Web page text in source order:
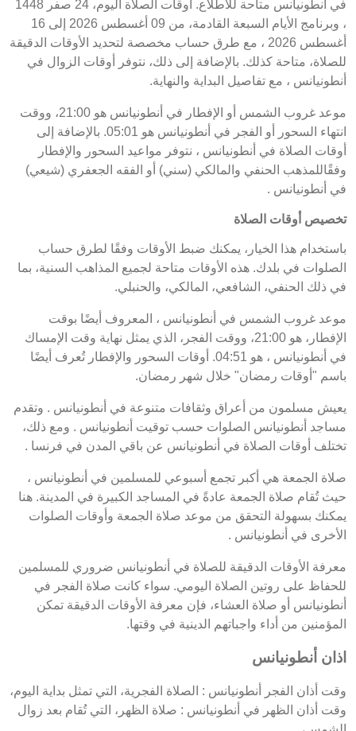
في أنطونيانس متاحة للاطلاع. أوقات الصلاة اليوم، 24 صفر 1448
، وبرنامج الأيام السبعة القادمة، من 09 أغسطس 2026 إلى 16
أغسطس 2026 ، مع طرق حساب مخصصة لتحديد الأوقات الدقيقة
للصلاة، متاحة كذلك. بالإضافة إلى ذلك، نتوفر أوقات الزوال في
أنطونيانس ، مع تفاصيل البداية والنهاية.
موعد غروب الشمس أو الإفطار في أنطونيانس هو 21:00، ووقت
انتهاء السحور أو الفجر في أنطونيانس هو 05:01. بالإضافة إلى
أوقات الصلاة في أنطونيانس ، نتوفر مواعيد السحور والإفطار
وفقًاللمذهب الحنفي والمالكي (سني) أو الفقه الجعفري (شيعي)
في أنطونيانس .
تخصيص أوقات الصلاة
باستخدام هذا الخيار، يمكنك ضبط الأوقات وفقًا لطرق حساب
الصلوات في بلدك. هذه الأوقات متاحة لجميع المذاهب السنية، بما
في ذلك الحنفي، الشافعي، المالكي، والحنبلي.
موعد غروب الشمس في أنطونيانس ، المعروف أيضًا بوقت
الإفطار، هو 21:00، ووقت الفجر، الذي يمثل نهاية وقت الإمساك
في أنطونيانس ، هو 04:51. أوقات السحور والإفطار تُعرف أيضًا
باسم "أوقات رمضان" خلال شهر رمضان.
يعيش مسلمون من أعراق وثقافات متنوعة في أنطونيانس . وتقدم
مساجد أنطونيانس الصلوات حسب توقيت أنطونيانس . ومع ذلك،
تختلف أوقات الصلاة في أنطونيانس عن باقي المدن في فرنسا .
صلاة الجمعة هي أكبر تجمع أسبوعي للمسلمين في أنطونيانس ،
حيث تُقام صلاة الجمعة عادةً في المساجد الكبيرة في المدينة. هنا
يمكنك بسهولة التحقق من موعد صلاة الجمعة وأوقات الصلوات
الأخرى في أنطونيانس .
معرفة الأوقات الدقيقة للصلاة في أنطونيانس ضروري للمسلمين
للحفاظ على روتين الصلاة اليومي. سواء كانت صلاة الفجر في
أنطونيانس أو صلاة العشاء، فإن معرفة الأوقات الدقيقة تمكن
المؤمنين من أداء واجباتهم الدينية في وقتها.
اذان أنطونيانس
وقت أذان الفجر أنطونيانس : الصلاة الفجرية، التي تمثل بداية اليوم،
وقت أذان الظهر في أنطونيانس : صلاة الظهر، التي تُقام بعد زوال